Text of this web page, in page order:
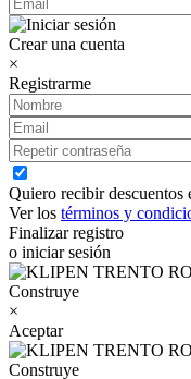
Crear una cuenta
×
Registrarme
Quiero recibir descuentos
Ver los términos y
Finalizar registro
o iniciar sesión
×
Aceptar